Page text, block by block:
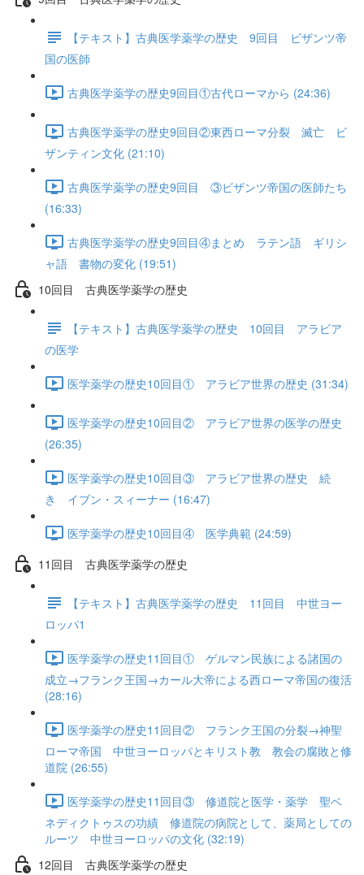
【テキスト】古典医学薬学の歴史 9回目 ビザンツ帝
国の医師
古典医学薬学の歴史9回目①古代ローマから (24:36)
古典医学薬学の歴史9回目②東西ローマ分裂 滅亡 ビ
ザンティン文化 (21:10)
古典医学薬学の歴史9回目 ③ビザンツ帝国の医師たち
(16:33)
古典医学薬学の歴史9回目④まとめ ラテン語 ギリシ
ャ語 書物の変化 (19:51)
10回目 古典医学薬学の歴史
【テキスト】古典医学薬学の歴史 10回目 アラビア
の医学
医学薬学の歴史10回目① アラビア世界の歴史 (31:34)
医学薬学の歴史10回目② アラビア世界の医学の歴史
(26:35)
医学薬学の歴史10回目③ アラビア世界の歴史 続
き イブン・スィーナー (16:47)
医学薬学の歴史10回目④ 医学典範 (24:59)
11回目 古典医学薬学の歴史
【テキスト】古典医学薬学の歴史 11回目 中世ヨー
ロッパ1
医学薬学の歴史11回目① ゲルマン民族による諸国の
成立→フランク王国→カール大帝による西ローマ帝国の復活
(28:16)
医学薬学の歴史11回目② フランク王国の分裂→神聖
ローマ帝国 中世ヨーロッパとキリスト教 教会の腐敗と修
道院 (26:55)
医学薬学の歴史11回目③ 修道院と医学・薬学 聖ベ
ネディクトゥスの功績 修道院の病院として、薬局としての
ルーツ 中世ヨーロッパの文化 (32:19)
12回目 古典医学薬学の歴史